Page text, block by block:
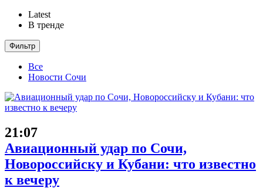
Latest
В тренде
Фильтр
Все
Новости Сочи
21:07
Авиационный удар по Сочи,
Новороссийску и Кубани: что известно
к вечеру